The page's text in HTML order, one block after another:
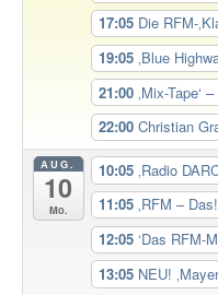
17:05 Die RFM-
19:05 ‚Blue
21:00 ‚Mix-Tape‘
22:00 Christian
AUG.
10
Mo.
10:05 ‚Radio
11:05 ‚RFM –
12:05 ‘Das RFM-
13:05 NEU!